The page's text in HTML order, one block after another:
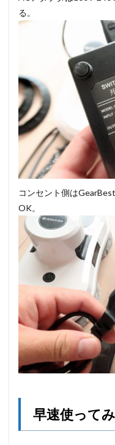
る。
コンセント側は
OK。
早速使って